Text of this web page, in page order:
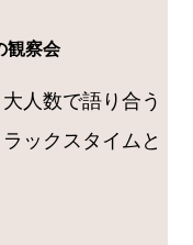
観察会
人数で語り合う
ックスタイムと